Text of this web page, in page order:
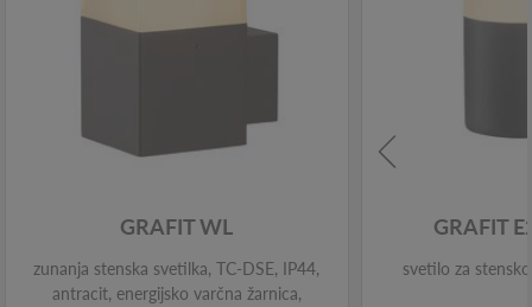
GRAFIT WL
zunanja stenska svetilka, TC-DSE, IP44,
antracit, energijsko varčna žarnica,
GRAFIT
svetilo za